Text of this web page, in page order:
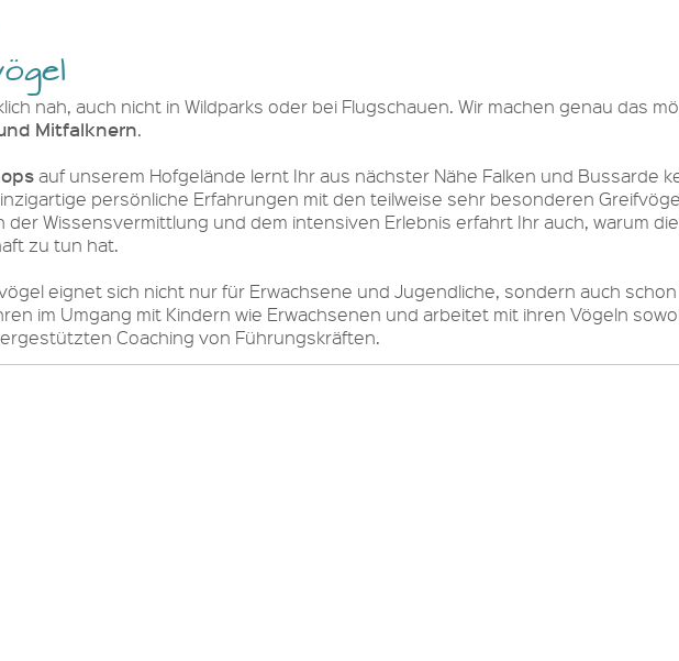
nah, auch nicht in Wildparks oder bei Flugschauen. Wir machen genau das
Mitfalknern.
auf unserem Hofgelände lernt Ihr aus nächster Nähe Falken und Bussarde
persönliche Erfahrungen mit den teilweise sehr besonderen
der Wissensvermittlung und dem intensiven Erlebnis erfahrt Ihr auch, warum
zu tun hat.
eignet sich nicht nur für Erwachsene und Jugendliche, sondern auch
im Umgang mit Kindern wie Erwachsenen und arbeitet mit ihren Vögeln
Coaching von Führungskräften.